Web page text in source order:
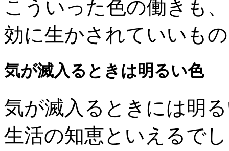
こういった色の働きも
効に生かされていいも
気が滅入るときは明るい色
気が滅入るときには明
生活の知恵といえるで